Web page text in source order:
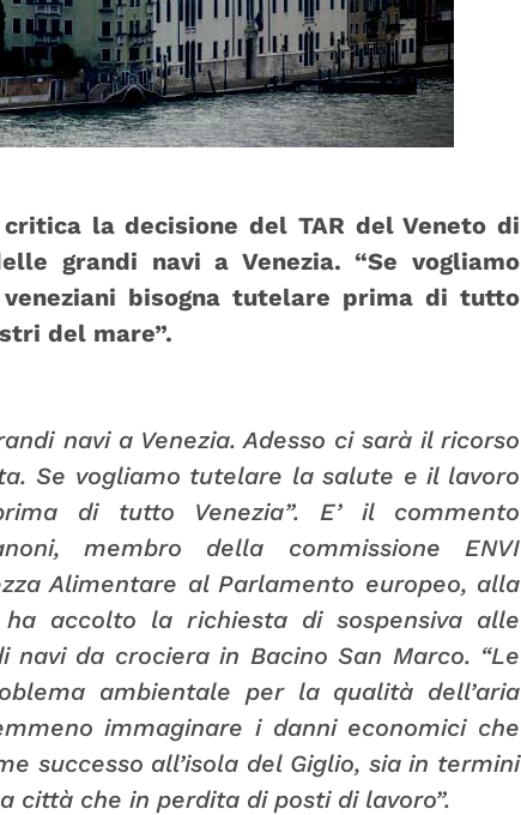
critica la decisione del TAR del Veneto di
grandi navi a Venezia. “Se vogliamo
bisogna tutelare prima di tutto
del mare”.
navi a Venezia. Adesso ci sarà il ricorso
Se vogliamo tutelare la salute e il lavoro
di tutto Venezia”. E’ il commento
membro della commissione ENVI
Alimentare al Parlamento europeo, alla
accolto la richiesta di sospensiva alle
da crociera in Bacino San Marco. “Le
ambientale per la qualità dell’aria
immaginare i danni economici che
successo all’isola del Giglio, sia in termini
città che in perdita di posti di lavoro”.